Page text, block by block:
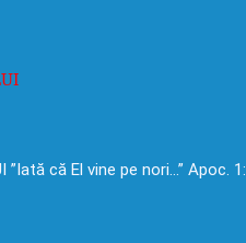
”Iată că El vine pe nori…” Apoc. 1: